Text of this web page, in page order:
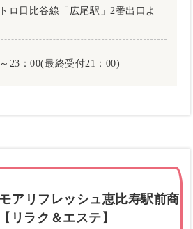
ロ日比谷線「広尾駅」2番出口よ
23：00(最終受付21：00)
アリフレッシュ恵比寿駅前商
リラク＆エステ】